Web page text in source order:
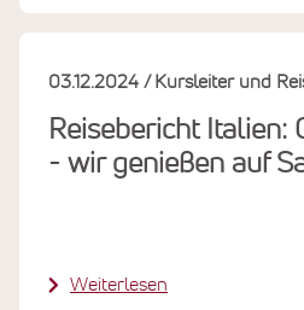
Reisebericht Italien:
- wir genießen auf
03.12.2024 Kursleiter und
Weiterlesen